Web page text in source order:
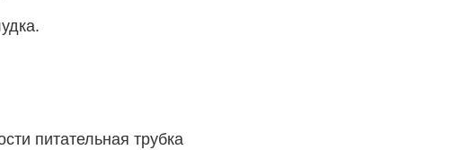
питательная трубка